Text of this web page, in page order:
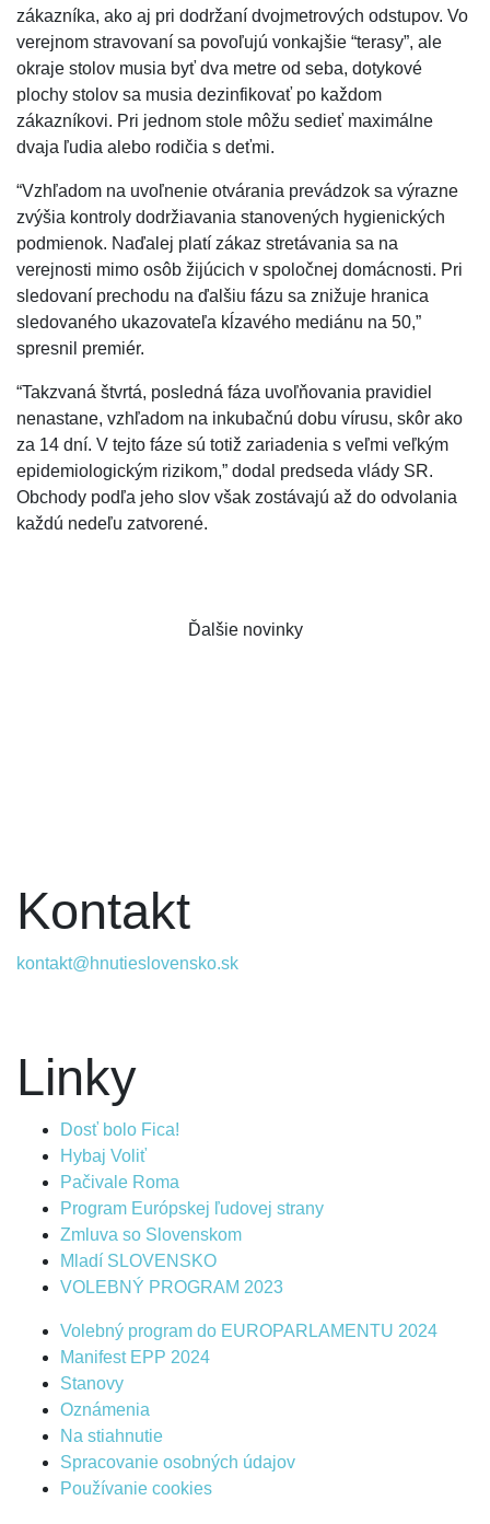
zákazníka, ako aj pri dodržaní dvojmetrových odstupov. Vo
verejnom stravovaní sa povoľujú vonkajšie “terasy”, ale
okraje stolov musia byť dva metre od seba, dotykové
plochy stolov sa musia dezinfikovať po každom
zákazníkovi. Pri jednom stole môžu sedieť maximálne
dvaja ľudia alebo rodičia s deťmi.
“Vzhľadom na uvoľnenie otvárania prevádzok sa výrazne
zvýšia kontroly dodržiavania stanovených hygienických
podmienok. Naďalej platí zákaz stretávania sa na
verejnosti mimo osôb žijúcich v spoločnej domácnosti. Pri
sledovaní prechodu na ďalšiu fázu sa znižuje hranica
sledovaného ukazovateľa kĺzavého mediánu na 50,”
spresnil premiér.
“Takzvaná štvrtá, posledná fáza uvoľňovania pravidiel
nenastane, vzhľadom na inkubačnú dobu vírusu, skôr ako
za 14 dní. V tejto fáze sú totiž zariadenia s veľmi veľkým
epidemiologickým rizikom,” dodal predseda vlády SR.
Obchody podľa jeho slov však zostávajú až do odvolania
každú nedeľu zatvorené.
Ďalšie novinky
Kontakt
kontakt@hnutieslovensko.sk
Linky
Dosť bolo Fica!
Hybaj Voliť
Pačivale Roma
Program Európskej ľudovej strany
Zmluva so Slovenskom
Mladí SLOVENSKO
VOLEBNÝ PROGRAM 2023
Volebný program do EUROPARLAMENTU 2024
Manifest EPP 2024
Stanovy
Oznámenia
Na stiahnutie
Spracovanie osobných údajov
Používanie cookies